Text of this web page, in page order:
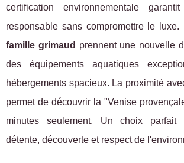
certification environnementale
responsable sans compromettre le luxe.
famille grimaud prennent une nouvelle
des équipements aquatiques
hébergements spacieux. La proximité
permet de découvrir la "Venise
minutes seulement. Un choix parfait
détente, découverte et respect de